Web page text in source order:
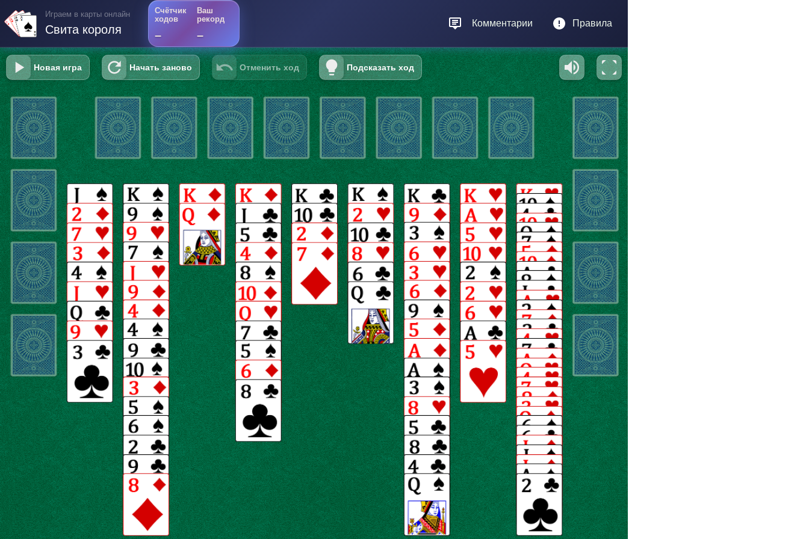
Играем в карты онлайн
Свита короля
Счётчик
ходов
–
Ваш
рекорд
–
Комментарии Правила
Новая игра Начать заново Отменить ход Подсказать ход